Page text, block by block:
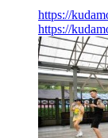
https://
https://